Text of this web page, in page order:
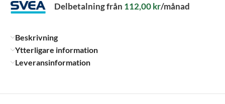
Delbetalning från 112,00kr/månad
Beskrivning
Ytterligare information
Leveransinformation